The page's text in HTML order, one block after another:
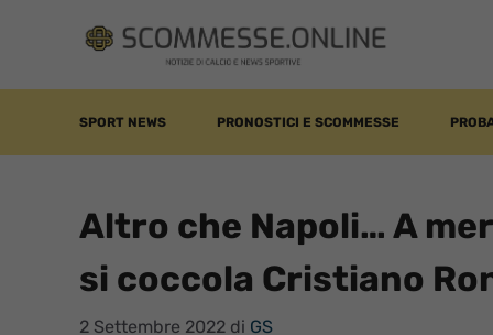
contenuto
SPORT NEWS PRONOSTICI E SCOMMESSE
Altro che Napoli… A
si coccola Cristiano
2 Settembre 2022 di GS